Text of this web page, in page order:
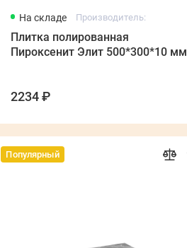
На складе Производитель:
Плитка полированная
Пироксенит Элит 500*300*10 мм
2234 ₽
Популярный